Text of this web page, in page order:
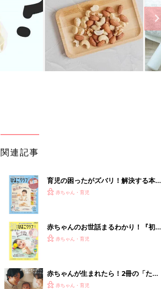
関連記事
育児の困ったがズバリ！解決する本
『ひよこクラブ 秋号』 4カ月～2才
赤ちゃん・育児
赤ちゃんのお世話まるわかり！『初め
てのひよこクラブ 夏号』〈巻頭大特
赤ちゃん・育児
赤ちゃんが生まれたら！2冊の「たま
ひよ」
赤ちゃん・育児